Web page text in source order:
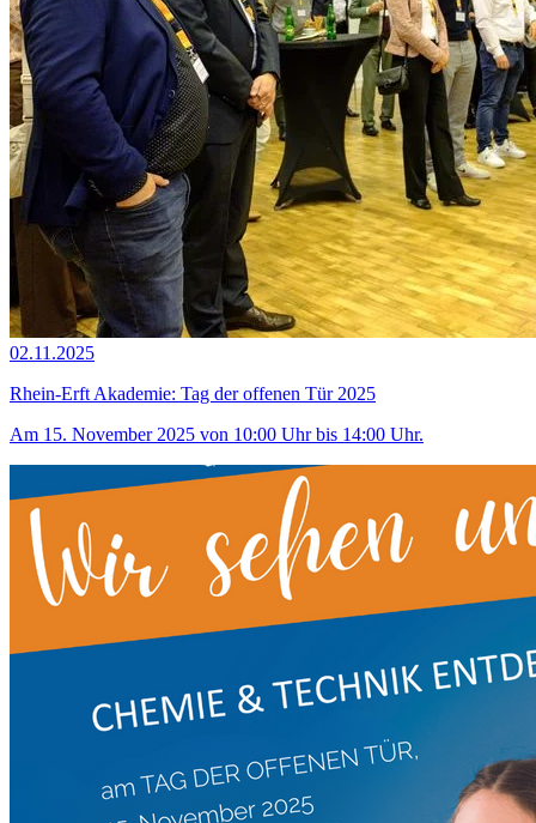
02.11.2025
Rhein-Erft Akademie: Tag der offenen Tür 2025
Am 15. November 2025 von 10:00 Uhr bis 14:00 Uhr.